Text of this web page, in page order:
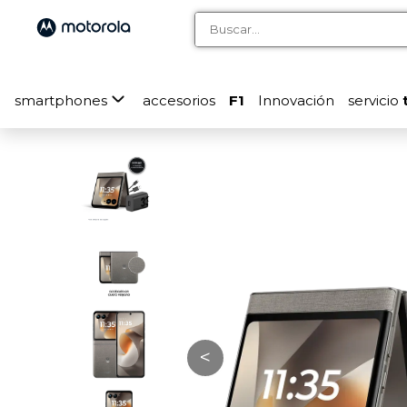
smartphones accesorios F1 Innovación servicio
<